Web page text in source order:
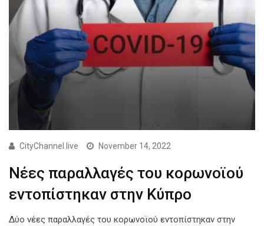
CityChannel.live November 14, 2022
Νέες παραλλαγές του κορωνοϊού
εντοπίστηκαν στην Κύπρο
Δύο νέες παραλλαγές του κορωνοϊού εντοπίστηκαν στην